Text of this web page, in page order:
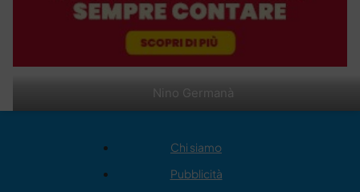
Nino Germanà
Chi siamo
Pubblicità